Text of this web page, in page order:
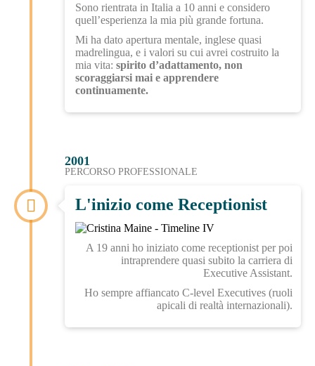
Sono rientrata in Italia a 10 anni e considero
quell’esperienza la mia più grande fortuna.
Mi ha dato apertura mentale, inglese quasi
madrelingua, e i valori su cui avrei costruito la
mia vita: spirito d’adattamento, non
scoraggiarsi mai e apprendere
continuamente.
2001
PERCORSO PROFESSIONALE
L'inizio come Receptionist
A 19 anni ho iniziato come receptionist per poi
intraprendere quasi subito la carriera di
Executive Assistant.
Ho sempre affiancato C-level Executives (ruoli
apicali di realtà internazionali).